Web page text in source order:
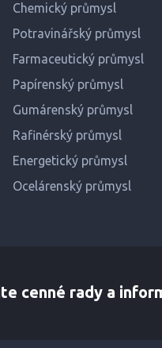
Chemický průmysl
Potravinářský průmysl
Farmaceutický průmysl
Papírenský průmysl
Gumárenský průmysl
Rafinérský průmysl
Energetický průmysl
Ocelárenský průmysl
cenné rady a